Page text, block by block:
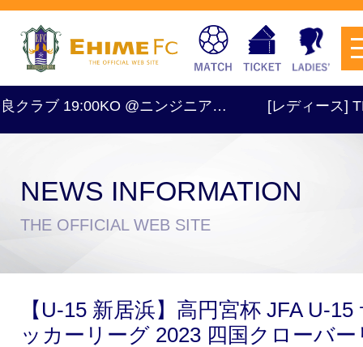
試合日程・結果 アクセス
チケットを購入
ブ 19:00KO @ニンジニア… [レディース]
NEWS INFORMATION
THE OFFICIAL WEB SITE
【U-15 新居浜】高円宮杯 JFA U-15
ッカーリーグ 2023 四国クローバー